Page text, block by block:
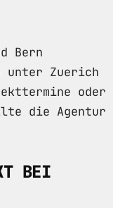
Bern
unter Zuerich
oder
die Agentur
BEI